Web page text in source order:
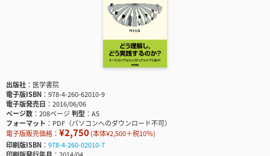
出版社
医学書院
電子版ISBN
978-4-260-62010-9
電子版発売日
2016/06/06
ページ数
208ページ判型
A5
フォーマット
PDF（パソコンへのダウンロード不可）
電子版販売価格： ¥2,750(本体¥2,500＋税10％)
印刷版ISBN
978-4-260-02010-7